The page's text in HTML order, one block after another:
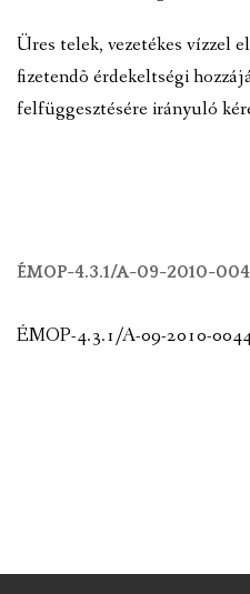
Üres telek, vezetékes vízzel
fizetendõ érdekeltségi
felfüggesztésére irányuló
ÉMOP-4.3.1/A-09-2010-
ÉMOP-4.3.1/A-09-2010-